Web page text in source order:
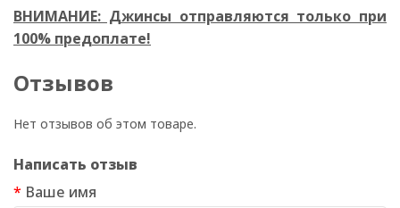
ВНИМАНИЕ: Джинсы отправляются только при
100% предоплате!
Отзывов
Нет отзывов об этом товаре.
Написать отзыв
Ваше имя